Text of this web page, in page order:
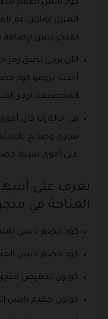
كود نايس اطقم
المنزل اونلاين، ثم
بمتجر نيس لإضافة
الآن يرجى لصق
أحدث برومو كود
المخصصة لرمز
في حالة إذا كان
ساري وصالح
على أقوى نسبة
تعرف على
المتاحة في
كود خصم نايس
كود خصم نايس
كوبون تخفيض متجر
كوبون خصم نايس